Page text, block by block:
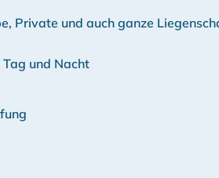
Private und auch ganze
und Nacht